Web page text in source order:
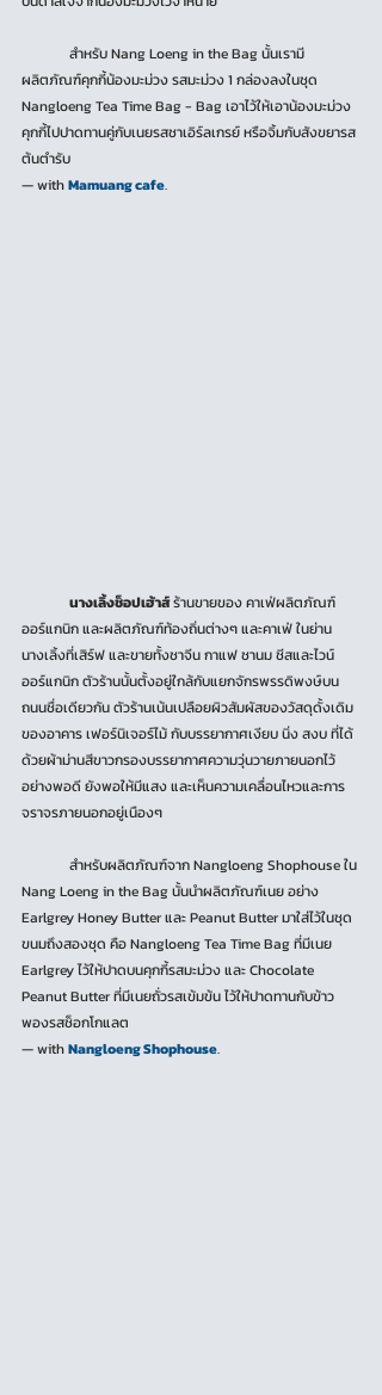
ผลิตภัณฑ์คุกกี้น้องมะม่วง รสมะม่วง 1 กล่องลงในชุด
Nangloeng Tea Time Bag - Bag เอาไว้ให้เอาน้องมะม่วง
คุกกี้ไปปาดทานคู่กับเนยรสชาเอิร์ลเกรย์ หรือจิ้มกับสังขยารส
ต้นตำรับ
— with Mamuang cafe.
นางเลิ้งช็อปเฮ้าส์ ร้านขายของ คาเฟ่ผลิตภัณฑ์
ออร์แกนิก และผลิตภัณฑ์ท้องถิ่นต่างๆ และคาเฟ่ ในย่าน
นางเลิ้งที่เสิร์ฟ และขายทั้งชาจีน กาแฟ ชานม ชีสและไวน์
ออร์แกนิก ตัวร้านนั้นตั้งอยู่ใกล้กับแยกจักรพรรดิพงษ์บน
ถนนชื่อเดียวกัน ตัวร้านเน้นเปลือยผิวสัมผัสของวัสดุดั้งเดิม
ของอาคาร เฟอร์นิเจอร์ไม้ กับบรรยากาศเงียบ นิ่ง สงบ ที่ได้
ด้วยผ้าม่านสีขาวกรองบรรยากาศความวุ่นวายภายนอกไว้
อย่างพอดี ยังพอให้มีแสง และเห็นความเคลื่อนไหวและการ
จราจรภายนอกอยู่เนืองๆ
Nang Loeng in the Bag นั้นนำผลิตภัณฑ์เนย อย่าง
Earlgrey Honey Butter และ Peanut Butter มาใส่ไว้ในชุด
ขนมถึงสองชุด คือ Nangloeng Tea Time Bag ที่มีเนย
Earlgrey ไว้ให้ปาดบนคุกกี้รสมะม่วง และ Chocolate
Peanut Butter ที่มีเนยถั่วรสเข้มข้น ไว้ให้ปาดทานกับข้าว
พองรสช็อกโกแลต
— with Nangloeng Shophouse.